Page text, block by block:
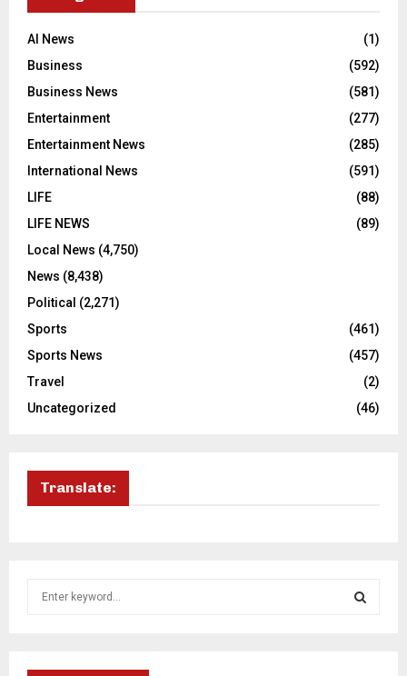
AI News
(1)
Business
(592)
Business News
(581)
Entertainment
(277)
Entertainment News
(285)
International News
(591)
LIFE
(88)
LIFE NEWS
(89)
Local News (4,750)
News (8,438)
Political (2,271)
Sports
(461)
Sports News
(457)
Travel
(2)
Uncategorized
(46)
Translate: